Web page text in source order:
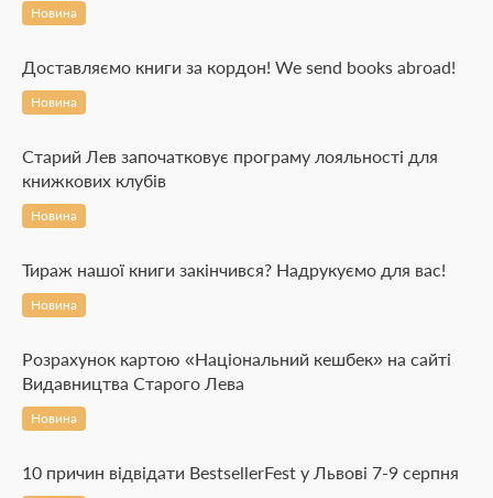
Новина
Доставляємо книги за кордон! We send books abroad!
Новина
Старий Лев започатковує програму лояльності для
книжкових клубів
Новина
Тираж нашої книги закінчився? Надрукуємо для вас!
Новина
Розрахунок картою «Національний кешбек» на сайті
Видавництва Старого Лева
Новина
10 причин відвідати BestsellerFest у Львові 7-9 серпня